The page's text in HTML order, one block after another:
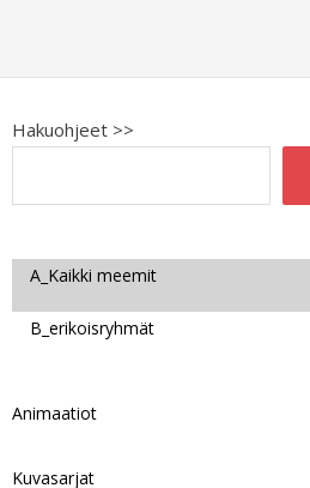
Hakuohjeet >>
A_Kaikki meemit
B_erikoisryhmät
Animaatiot
Kuvasarjat